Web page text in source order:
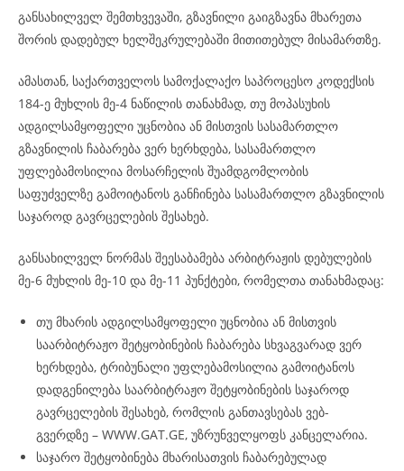
განსახილველ შემთხვევაში, გზავნილი გაიგზავნა მხარეთა
შორის დადებულ ხელშეკრულებაში მითითებულ მისამართზე.
ამასთან, საქართველოს სამოქალაქო საპროცესო კოდექსის
184-ე მუხლის მე-4 ნაწილის თანახმად, თუ მოპასუხის
ადგილსამყოფელი უცნობია ან მისთვის სასამართლო
გზავნილის ჩაბარება ვერ ხერხდება, სასამართლო
უფლებამოსილია მოსარჩელის შუამდგომლობის
საფუძველზე გამოიტანოს განჩინება სასამართლო გზავნილის
საჯაროდ გავრცელების შესახებ.
განსახილველ ნორმას შეესაბამება არბიტრაჟის დებულების
მე-6 მუხლის მე-10 და მე-11 პუნქტები, რომელთა თანახმადაც:
თუ მხარის ადგილსამყოფელი უცნობია ან მისთვის
საარბიტრაჟო შეტყობინების ჩაბარება სხვაგვარად ვერ
ხერხდება, ტრიბუნალი უფლებამოსილია გამოიტანოს
დადგენილება საარბიტრაჟო შეტყობინების საჯაროდ
გავრცელების შესახებ, რომლის განთავსებას ვებ-
გვერდზე – WWW.GAT.GE, უზრუნველყოფს კანცელარია.
საჯარო შეტყობინება მხარისათვის ჩაბარებულად